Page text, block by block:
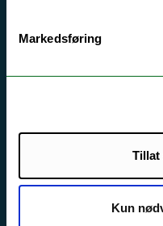
Markedsføring
Tillat
Kun
Kontakt UiT
For skoler
Ledige stillinger
English website